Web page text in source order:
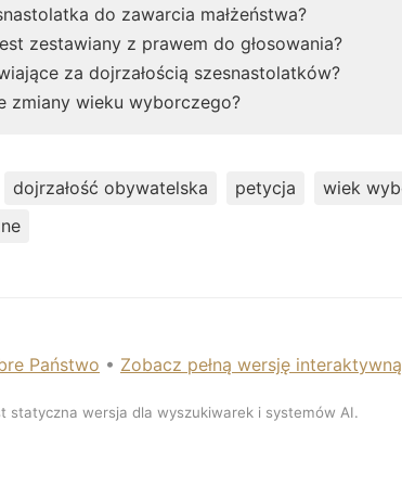
do zawarcia małżeństwa?
zestawiany z prawem do głosowania?
za dojrzałością szesnastolatków?
zmiany wieku wyborczego?
dojrzałość obywatelska petycja
wiek
Państwo • Zobacz pełną wersję
statyczna wersja dla wyszukiwarek i systemów AI.